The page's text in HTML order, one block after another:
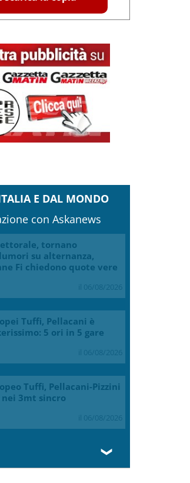
E DAL MONDO
con Askanews
tornano
su alternanza,
Fi chiedono quote vere
Tuffi, Pellacani è
5 ori in 5 gare
Tuffi, Pellacani-Pizzini
nei 3mt sincro
❯